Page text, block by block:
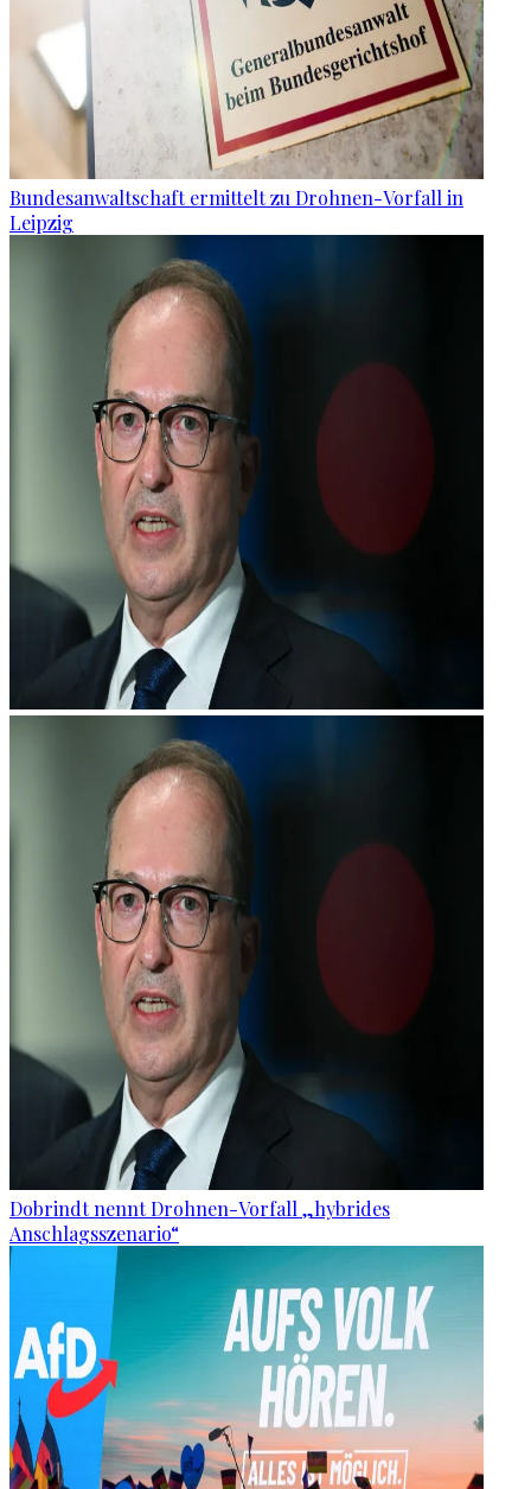
Bundesanwaltschaft ermittelt zu Drohnen-Vorfall in
Leipzig
Dobrindt nennt Drohnen-Vorfall „hybrides
Anschlagsszenario“